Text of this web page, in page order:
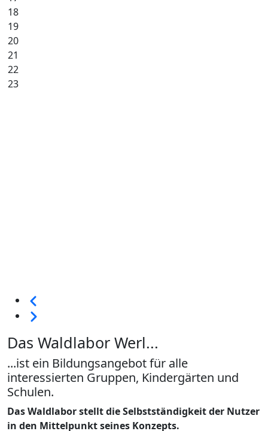
18
19
20
21
22
23
Seitennummerierung
Weiter
Das Waldlabor Werl...
...ist ein Bildungsangebot für alle
interessierten Gruppen, Kindergärten und
Schulen.
Das Waldlabor stellt die Selbstständigkeit der Nutzer
in den Mittelpunkt seines Konzepts.